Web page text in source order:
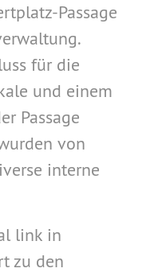
Passage
für die
und einem
Passage
von
interne
link in
zu den